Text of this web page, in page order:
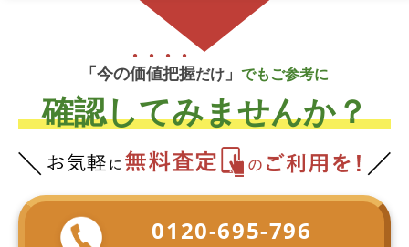
「今の価値把握だけ 」 でもご参考に
確認してみませんか？
0120-695-796